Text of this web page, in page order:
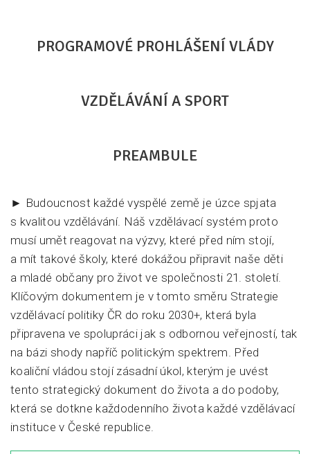
PROGRAMOVÉ PROHLÁŠENÍ VLÁDY
VZDĚLÁVÁNÍ A SPORT
PREAMBULE
► Budoucnost každé vyspělé země je úzce spjata
s kvalitou vzdělávání. Náš vzdělávací systém proto
musí umět reagovat na výzvy, které před ním stojí,
a mít takové školy, které dokážou připravit naše děti
a mladé občany pro život ve společnosti 21. století.
Klíčovým dokumentem je v tomto směru Strategie
vzdělávací politiky ČR do roku 2030+, která byla
připravena ve spolupráci jak s odbornou veřejností, tak
na bázi shody napříč politickým spektrem. Před
koaliční vládou stojí zásadní úkol, kterým je uvést
tento strategický dokument do života a do podoby,
která se dotkne každodenního života každé vzdělávací
instituce v České republice.